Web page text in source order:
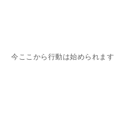
今ここから行動は始められます